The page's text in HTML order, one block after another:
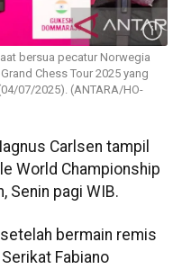
bersua pecatur Norwegia
Chess Tour 2025 yang
07/2025). (ANTARA/HO-
Carlsen tampil
World Championship
Senin pagi WIB.
bermain remis
Fabiano